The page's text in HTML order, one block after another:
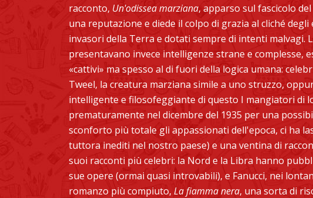
racconto, Un'odissea marziana, apparso sul fascicolo
una reputazione e diede il colpo di grazia al cliché
invasori della Terra e dotati sempre di intenti malvagi.
presentavano invece intelligenze strane e complesse,
«cattivi» ma spesso al di fuori della logica umana:
Tweel, la creatura marziana simile a uno struzzo,
intelligente e filosofeggiante di questo I mangiatori di
prematuramente nel dicembre del 1935 per una
sconforto più totale gli appassionati dell'epoca, ci ha
tuttora inediti nel nostro paese) e una ventina di
suoi racconti più celebri: la Nord e la Libra hanno
sue opere (ormai quasi introvabili), e Fanucci, nei
romanzo più compiuto, La fiamma nera, una sorta di